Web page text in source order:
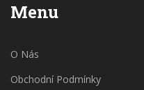
Menu
O Nás
Obchodní Podmínky